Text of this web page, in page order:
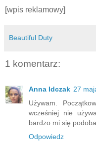
[wpis reklamowy]
Beautiful Duty
1 komentarz:
Anna Idczak 27
Używam.
wcześniej nie
bardzo mi się
Odpowiedz